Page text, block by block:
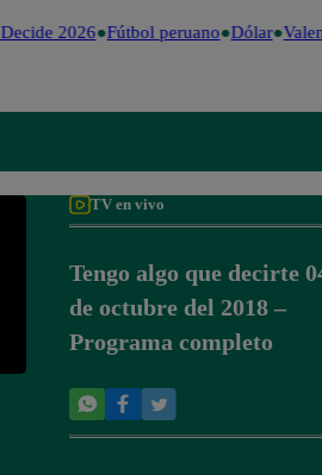
2026 Fútbol peruano Dólar
TV en vivo
Tengo algo que decirte
de octubre del 2018 –
Programa completo